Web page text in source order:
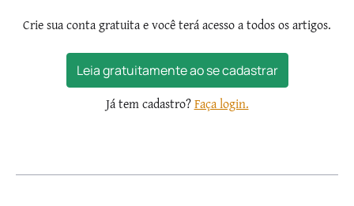
Crie sua conta gratuita e você terá acesso a todos os artigos.
Leia gratuitamente ao se cadastrar
Já tem cadastro?Faça login.